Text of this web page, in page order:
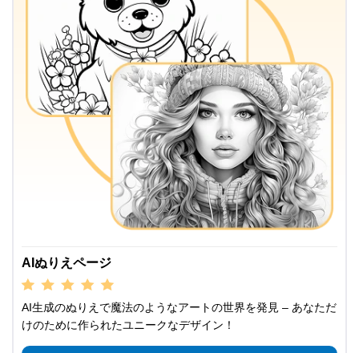
AIぬりえページ
AI生成のぬりえで魔法のようなアートの世界を発見 – あなただ
けのために作られたユニークなデザイン！